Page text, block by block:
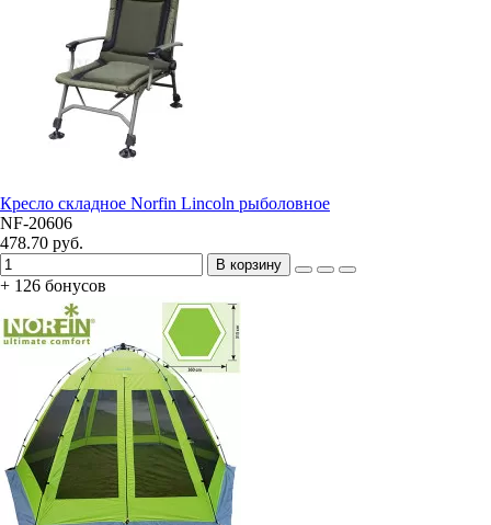
Кресло складное Norfin Lincoln рыболовное
NF-20606
478.70 руб.
В корзину
+ 126 бонусов